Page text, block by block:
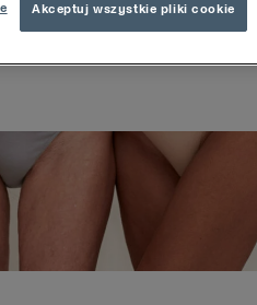
okresu płodnego i
przy przyjmowaniu
Akceptuj wszystkie pliki cookie